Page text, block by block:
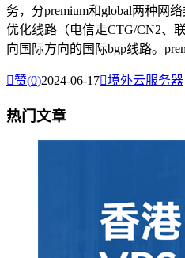
务，分premium和global两种网
优化线路（电信走CTG/CN2、
向国际方向的国际bgp线路。
赞(0)2024-06-17境外云服务器
热门文章